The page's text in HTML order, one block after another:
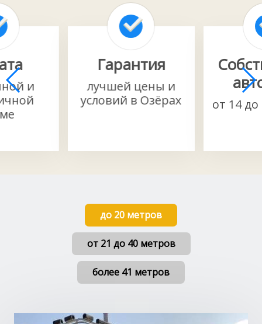
и
Гарантия
лучшей цены и
условий в Озёрах
от 14
до 20 метров
от 21 до 40 метров
более 41 метров